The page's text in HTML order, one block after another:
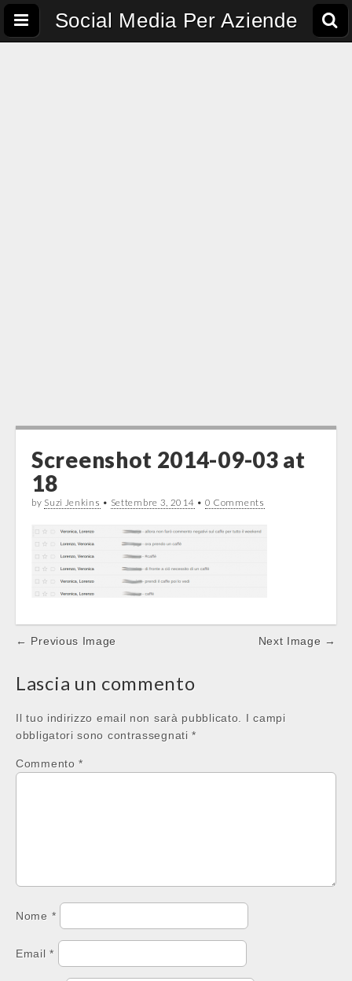
Social Media Per Aziende
Screenshot 2014-09-03 at
18
by Suzi Jenkins • Settembre 3, 2014 • 0 Comments
Post
← Previous Image Next Image →
Lascia un commento
Il tuo indirizzo email non sarà pubblicato.
I campi
obbligatori sono contrassegnati*
Commento*
Nome *
Email*